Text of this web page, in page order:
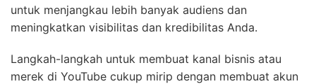
untuk menjangkau lebih banyak audiens dan
meningkatkan visibilitas dan kredibilitas Anda.
Langkah-langkah untuk membuat kanal bisnis atau
merek di YouTube cukup mirip dengan membuat akun